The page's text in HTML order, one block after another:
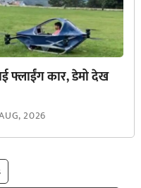
फ्लाईंग कार, डेमो देख
2026